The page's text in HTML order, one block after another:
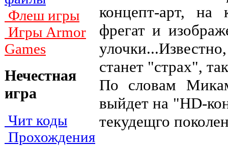
Флеш игры
Игры Armor
Games
Нечестная
игра
Чит коды
Прохождения
концепт-арт, на
фрегат и
станет "страх",
По словам
выйдет на "HD-
текудещго